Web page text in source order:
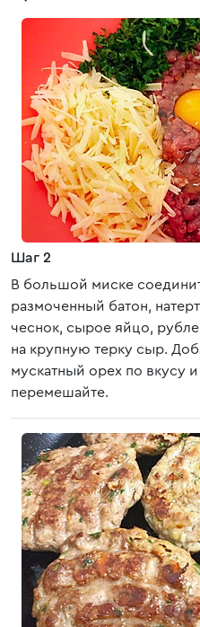
Шаг 2
В большой миске
размоченный батон,
чеснок, сырое яйцо,
на крупную терку сыр.
мускатный орех по вкусу
перемешайте.